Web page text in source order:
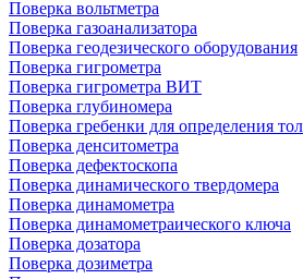
Поверка вольтметра
Поверка газоанализатора
Поверка геодезического оборудования
Поверка гигрометра
Поверка гигрометра ВИТ
Поверка глубиномера
Поверка гребенки для определения
Поверка денситометра
Поверка дефектоскопа
Поверка динамического твердомера
Поверка динамометра
Поверка динамометраического ключа
Поверка дозатора
Поверка дозиметра